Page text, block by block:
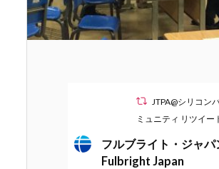
JTPA@シリコン
ミュニティ リツイー
フルブライト・ジャ
Fulbright Japan